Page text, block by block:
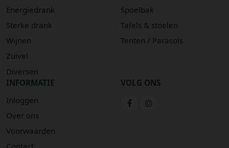
Energiedrank
Sterke drank
Wijnen
Zuivel
Diversen
Spoelbak
Tafels & stoelen
Tenten / Parasols
INFORMATIE
Inloggen
Over ons
Voorwaarden
VOLG ONS